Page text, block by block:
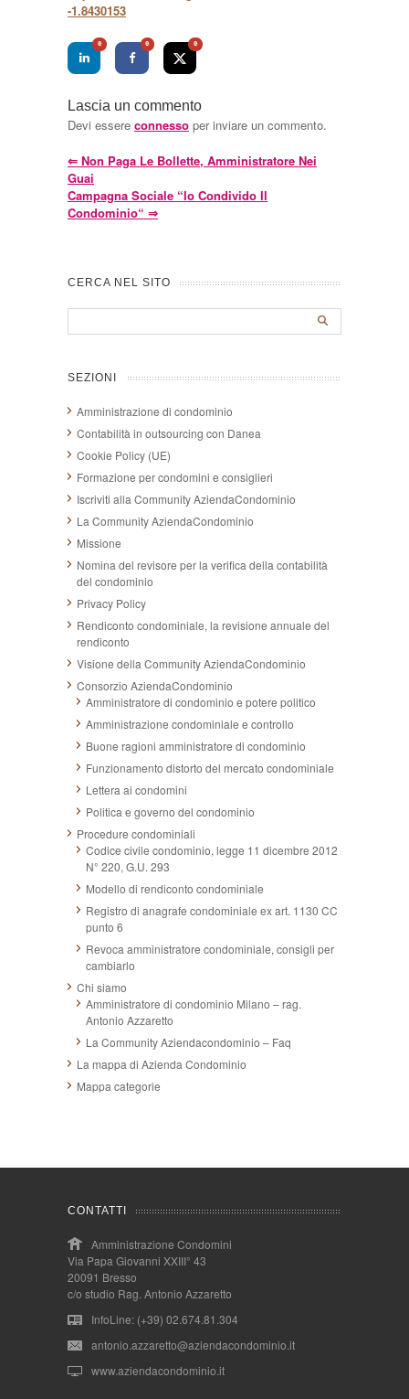
-1.8430153
0 0 0
Lascia un commento
Devi essere connesso per inviare un commento.
⇐ Non Paga Le Bollette, Amministratore Nei
Guai
Campagna Sociale “Io Condivido Il
Condominio“ ⇒
CERCA NEL SITO
SEZIONI
Amministrazione di condominio
Contabilità in outsourcing con Danea
Cookie Policy (UE)
Formazione per condomini e consiglieri
Iscriviti alla Community AziendaCondominio
La Community AziendaCondominio
Missione
Nomina del revisore per la verifica della contabilità
del condominio
Privacy Policy
Rendiconto condominiale, la revisione annuale del
rendiconto
Visione della Community AziendaCondominio
Consorzio AziendaCondominio
Amministratore di condominio e potere politico
Amministrazione condominiale e controllo
Buone ragioni amministratore di condominio
Funzionamento distorto del mercato condominiale
Lettera ai condomini
Politica e governo del condominio
Procedure condominiali
Codice civile condominio, legge 11 dicembre 2012
N° 220, G.U. 293
Modello di rendiconto condominiale
Registro di anagrafe condominiale ex art. 1130 CC
punto 6
Revoca amministratore condominiale, consigli per
cambiarlo
Chi siamo
Amministratore di condominio Milano – rag.
Antonio Azzaretto
La Community Aziendacondominio – Faq
La mappa di Azienda Condominio
Mappa categorie
CONTATTI
Amministrazione Condomini
Via Papa Giovanni XXIII° 43
20091 Bresso
c/o studio Rag. Antonio Azzaretto
InfoLine: (+39) 02.674.81.304
antonio.azzaretto@aziendacondominio.it
www.aziendacondominio.it